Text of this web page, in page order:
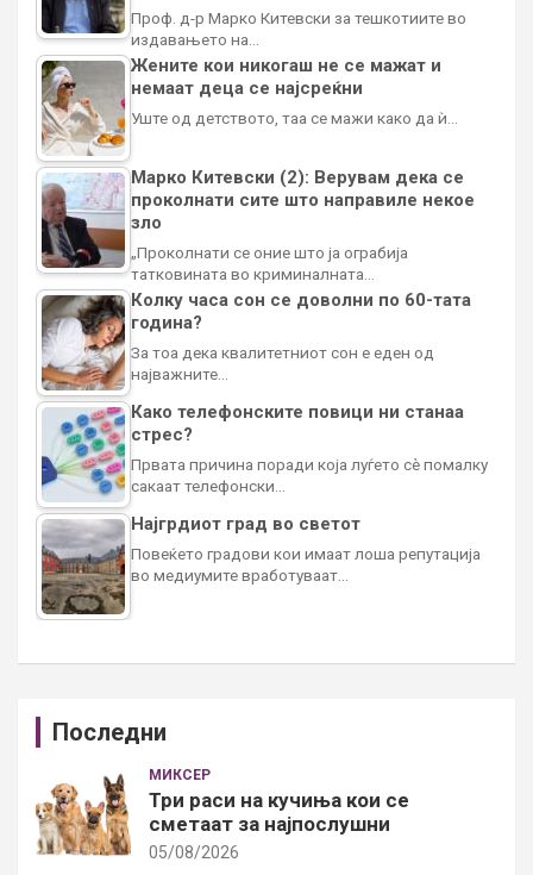
Проф. д-р Марко Китевски за тешкотиите во
издавањето на…
Жените кои никогаш не се мажат и
немаат деца се најсреќни
Уште од детството, таа се мажи како да ѝ…
Марко Китевски (2): Верувам дека се
проколнати сите што направиле некое
зло
„Проколнати се оние што ја ограбија
татковината во криминалната…
Колку часа сон се доволни по 60-тата
година?
За тоа дека квалитетниот сон е еден од
најважните…
Како телефонските повици ни станаа
стрес?
Првата причина поради која луѓето сè помалку
сакаат телефонски…
Најгрдиот град во светот
Повеќето градови кои имаат лоша репутација
во медиумите вработуваат…
Последни
МИКСЕР
Три раси на кучиња кои се
сметаат за најпослушни
05/08/2026